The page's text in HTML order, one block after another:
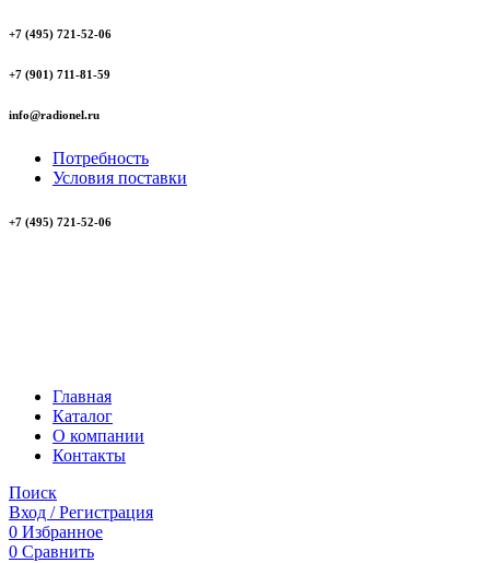
+7 (495) 721-52-06
+7 (901) 711-81-59
info@radionel.ru
Потребность
Условия поставки
+7 (495) 721-52-06
Главная
Каталог
О компании
Контакты
Поиск
Вход / Регистрация
0 Избранное
0 Сравнить